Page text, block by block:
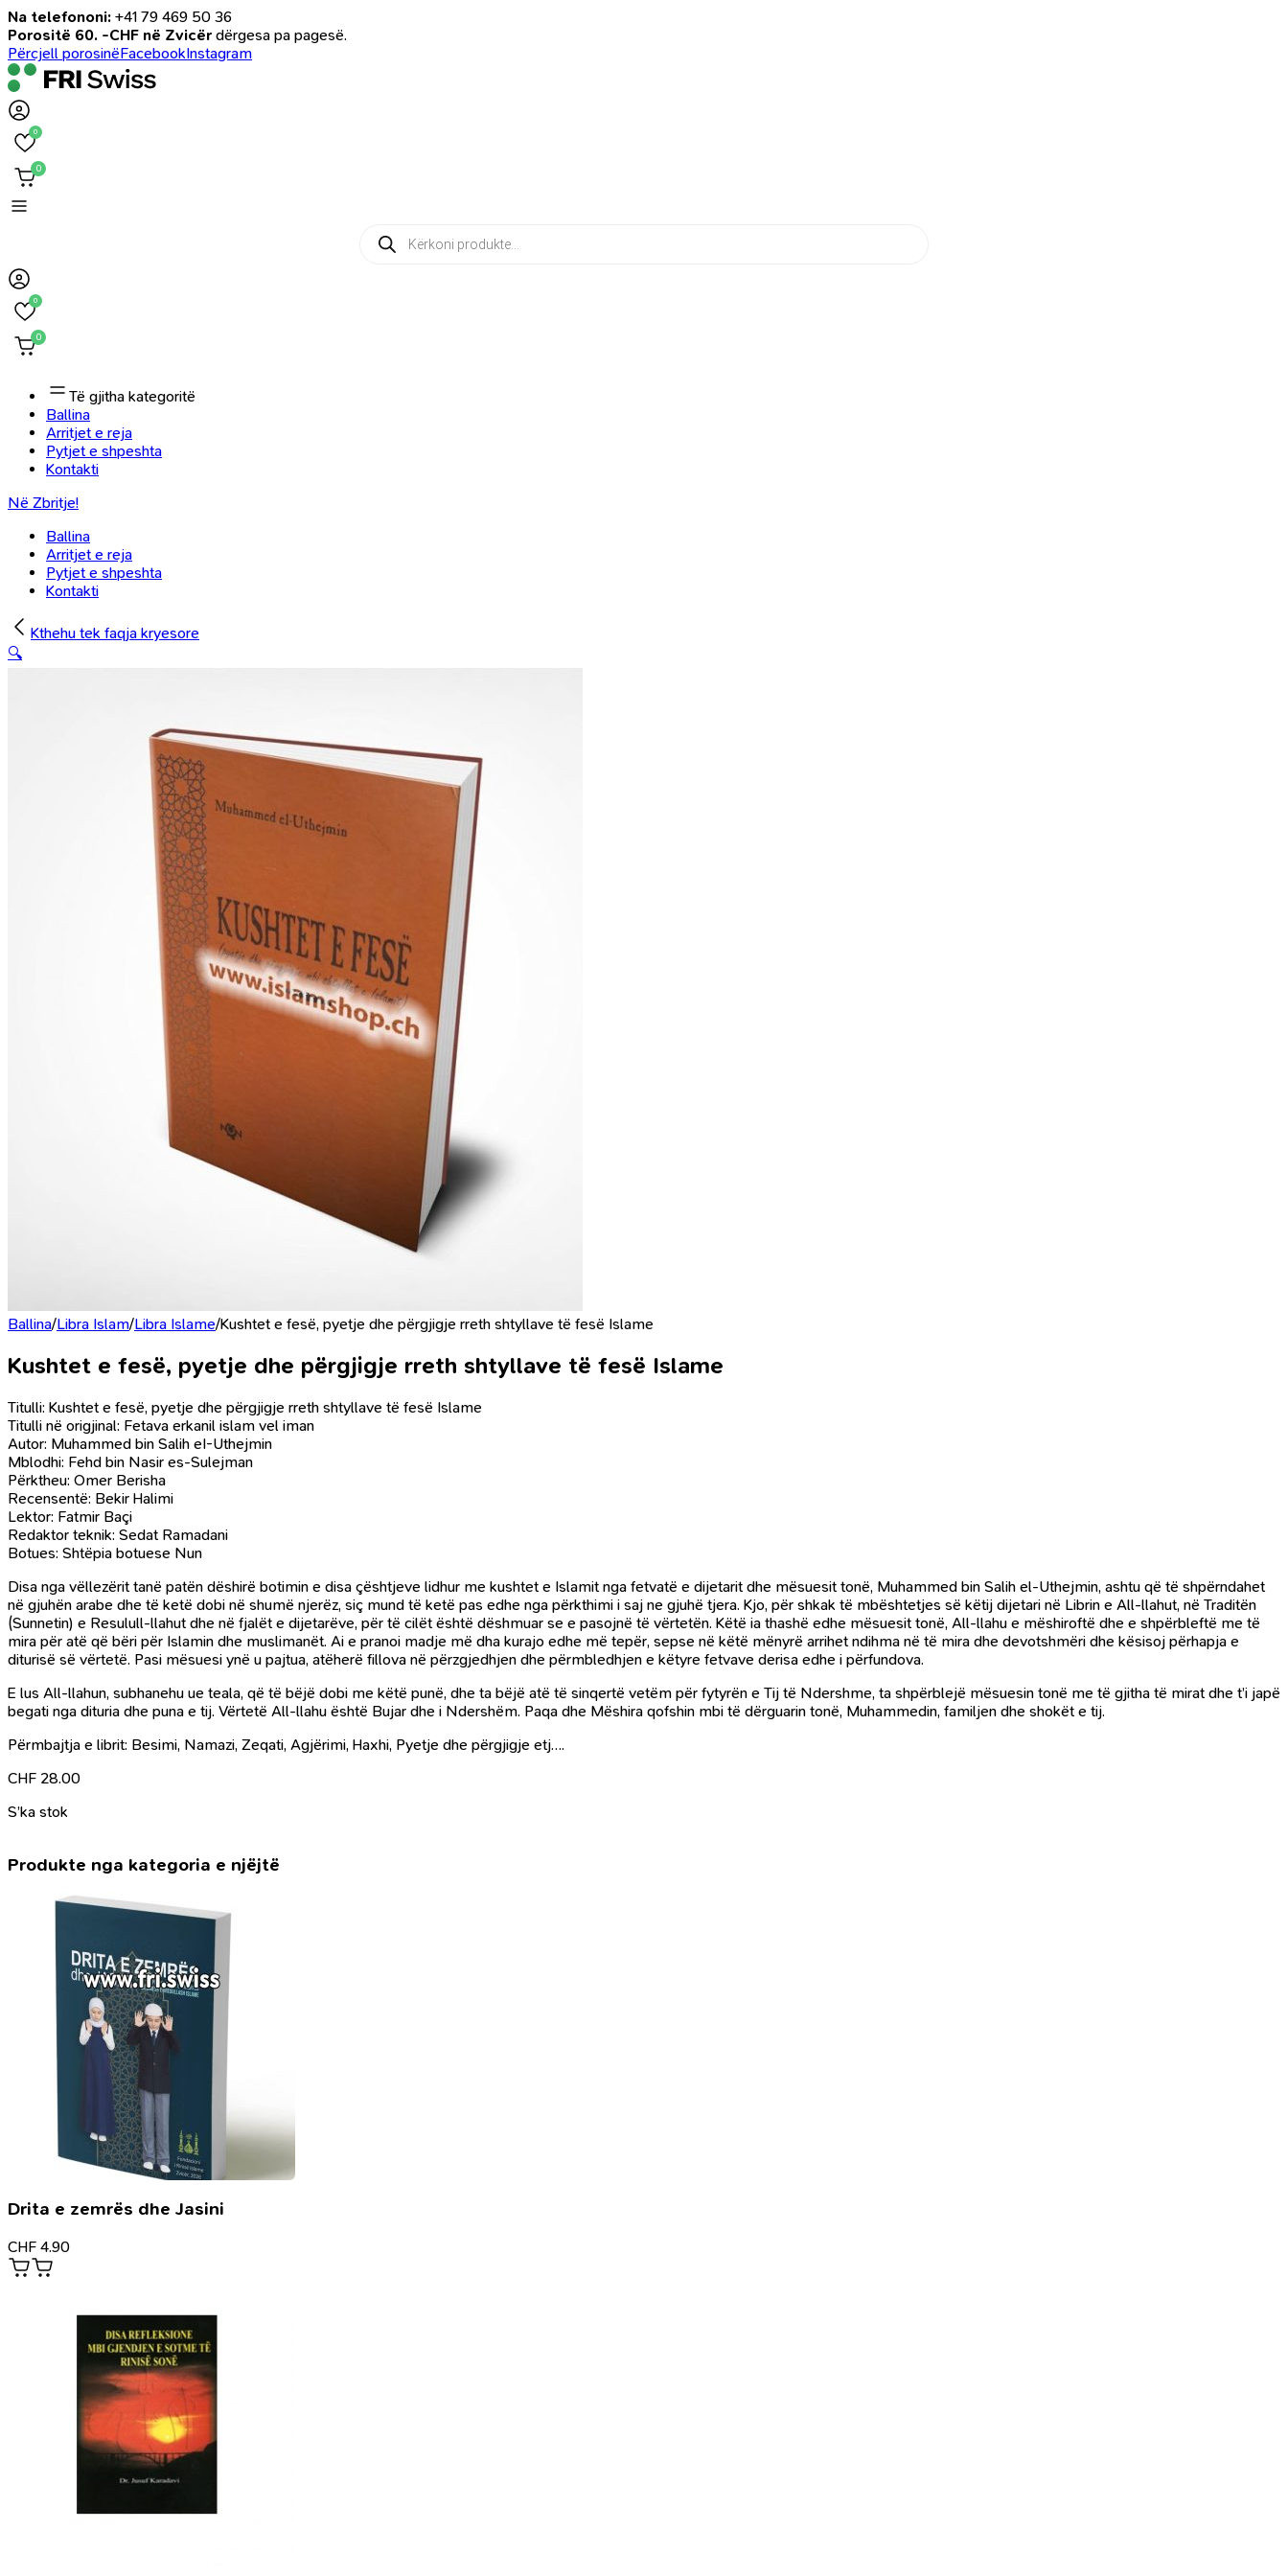
Na telefononi: +41 79 469 50 36
Porositë 60. -CHF në Zvicër dërgesa pa pagesë.
Përcjell porosinëFacebookInstagram
0
0
Products
search
0
0
Të gjitha kategoritë
Ballina
Arritjet e reja
Pytjet e shpeshta
Kontakti
Në Zbritje!
Ballina
Arritjet e reja
Pytjet e shpeshta
Kontakti
Kthehu tek faqja kryesore
🔍
Ballina/Libra Islam/Libra Islame/Kushtet e fesë, pyetje dhe përgjigje rreth shtyllave të fesë Islame
Kushtet e fesë, pyetje dhe përgjigje rreth shtyllave të fesë Islame
Titulli: Kushtet e fesë, pyetje dhe përgjigje rreth shtyllave të fesë Islame
Titulli në origjinal: Fetava erkanil islam vel iman
Autor: Muhammed bin Salih eI-Uthejmin
Mblodhi: Fehd bin Nasir es-Sulejman
Përktheu: Omer Berisha
Recensentë: Bekir Halimi
Lektor: Fatmir Baçi
Redaktor teknik: Sedat Ramadani
Botues: Shtëpia botuese Nun
Disa nga vëllezërit tanë patën dëshirë botimin e disa çështjeve lidhur me kushtet e Islamit nga fetvatë e dijetarit dhe mësuesit tonë, Muhammed bin Salih el-Uthejmin, ashtu që të shpërndahet
në gjuhën arabe dhe të ketë dobi në shumë njerëz, siç mund të ketë pas edhe nga përkthimi i saj ne gjuhë tjera. Kjo, për shkak të mbështetjes së këtij dijetari në Librin e All-llahut, në Traditën
(Sunnetin) e Resulull-llahut dhe në fjalët e dijetarëve, për të cilët është dëshmuar se e pasojnë të vërtetën. Këtë ia thashë edhe mësuesit tonë, All-llahu e mëshiroftë dhe e shpërbleftë me të
mira për atë që bëri për Islamin dhe muslimanët. Ai e pranoi madje më dha kurajo edhe më tepër, sepse në këtë mënyrë arrihet ndihma në të mira dhe devotshmëri dhe kësisoj përhapja e
diturisë së vërtetë. Pasi mësuesi ynë u pajtua, atëherë fillova në përzgjedhjen dhe përmbledhjen e këtyre fetvave derisa edhe i përfundova.
E lus All-llahun, subhanehu ue teala, që të bëjë dobi me këtë punë, dhe ta bëjë atë të sinqertë vetëm për fytyrën e Tij të Ndershme, ta shpërblejë mësuesin tonë me të gjitha të mirat dhe t’i japë
begati nga dituria dhe puna e tij. Vërtetë All-llahu është Bujar dhe i Ndershëm. Paqa dhe Mëshira qofshin mbi të dërguarin tonë, Muhammedin, familjen dhe shokët e tij.
Përmbajtja e librit: Besimi, Namazi, Zeqati, Agjërimi, Haxhi, Pyetje dhe përgjigje etj….
CHF 28.00
S’ka stok
Produkte nga kategoria e njëjtë
Drita e zemrës dhe Jasini
CHF 4.90